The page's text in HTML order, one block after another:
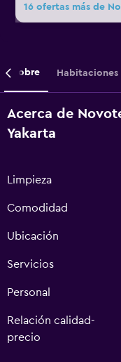
16 ofertas más de
Sobre Habitaciones
Acerca de
Yakarta
Limpieza
Comodidad
Ubicación
Servicios
Personal
Relación calidad-
precio